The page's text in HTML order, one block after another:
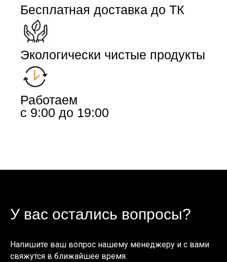
Бесплатная доставка до ТК
Экологически чистые продукты
Работаем
с 9:00 до 19:00
У вас остались вопросы?
Напишите ваш вопрос нашему менеджеру и с вами
свяжутся в ближайшее время.